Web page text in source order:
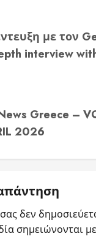
με τον
interview
Greece –
2026
δεν
σημειώνονται με